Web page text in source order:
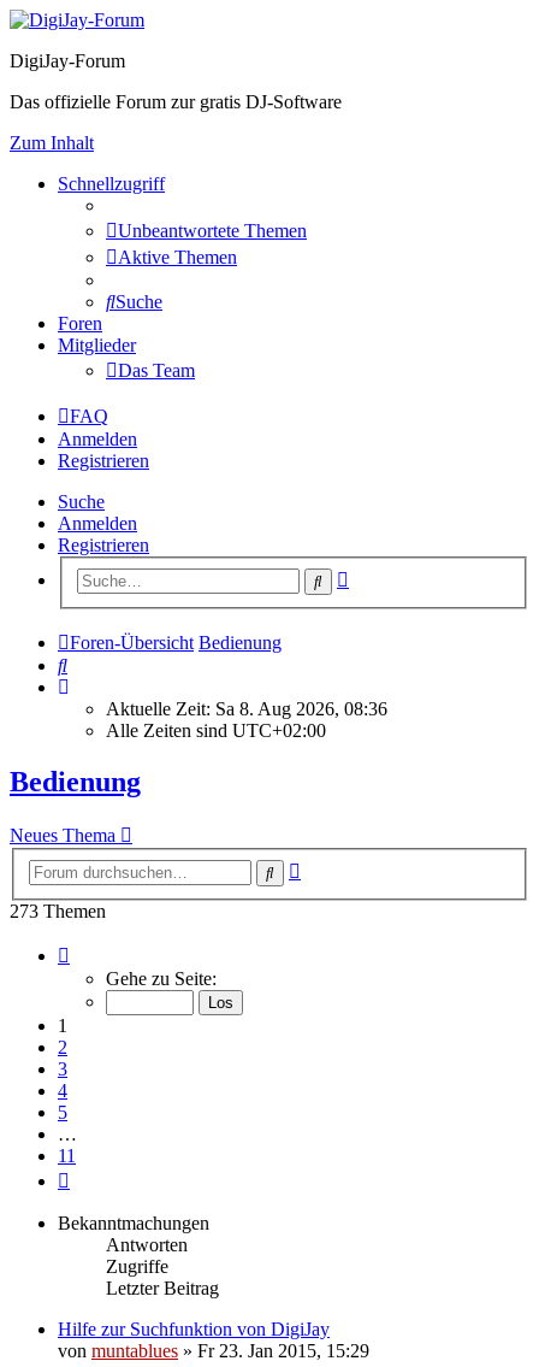
DigiJay-Forum
Das offizielle Forum zur gratis DJ-Software
Zum Inhalt
Schnellzugriff
Unbeantwortete Themen
Aktive Themen
Suche
Foren
Mitglieder
Das Team
FAQ
Anmelden
Registrieren
Suche
Anmelden
Registrieren
Suche
Foren-Übersicht Bedienung
Suche
Aktuelle Zeit: Sa 8. Aug 2026, 08:36
Alle Zeiten sind UTC+02:00
Bedienung
Neues Thema
Suche
273 Themen
von
Gehe zu Seite:
1
2
3
4
5
…
11
Bekanntmachungen
Antworten
Zugriffe
Letzter Beitrag
Hilfe zur Suchfunktion von DigiJay
von muntablues » Fr 23. Jan 2015, 15:29